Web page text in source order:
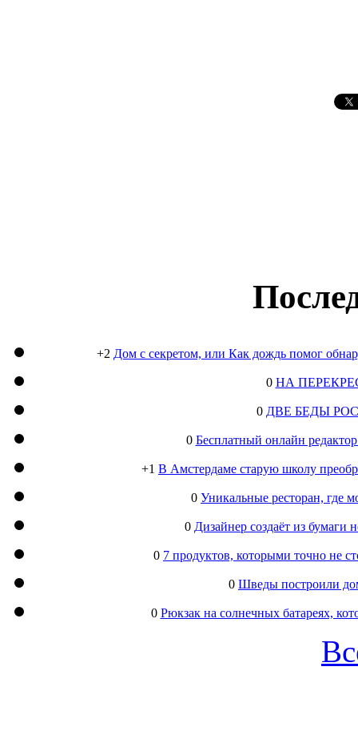
+2 Дом с секретом, или Как дождь помог
0 НА
0 ДВЕ БЕДЫ
0 Бесплатный онлайн
+1 В Амстердаме старую школу
0 Уникальные ресторан, где
0 Дизайнер создаёт из
0 7 продуктов, которыми точно не
0 Шведы построили
0 Рюкзак на солнечных батареях,